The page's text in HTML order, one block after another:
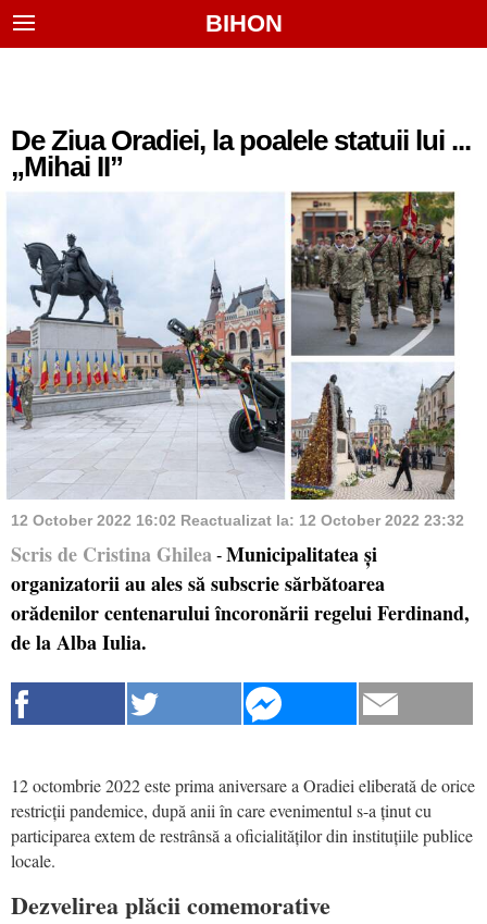
BIHON
De Ziua Oradiei, la poalele statuii lui ...
„Mihai II”
12 October 2022 16:02 Reactualizat la: 12 October 2022 23:32
Scris de Cristina Ghilea - Municipalitatea și
organizatorii au ales să subscrie sărbătoarea
orădenilor centenarului încoronării regelui Ferdinand,
de la Alba Iulia.
12 octombrie 2022 este prima aniversare a Oradiei eliberată de orice
restricții pandemice, după anii în care evenimentul s-a ținut cu
participarea extem de restrânsă a oficialităților din instituțiile publice
locale.
Dezvelirea plăcii comemorative